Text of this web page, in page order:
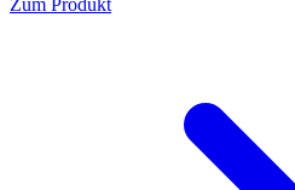
Zum Produkt